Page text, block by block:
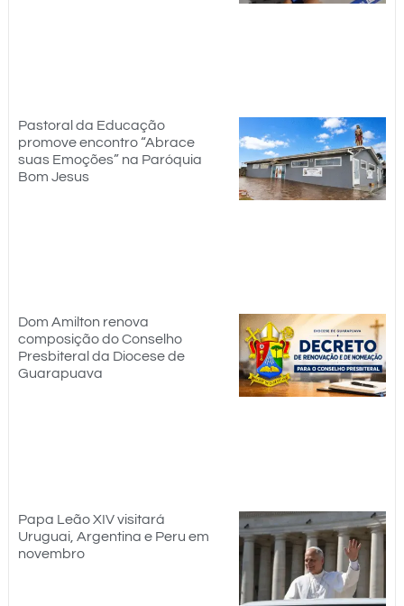
Pastoral da Educação
promove encontro “Abrace
suas Emoções” na Paróquia
Bom Jesus
Dom Amilton renova
composição do Conselho
Presbiteral da Diocese de
Guarapuava
Papa Leão XIV visitará
Uruguai, Argentina e Peru em
novembro